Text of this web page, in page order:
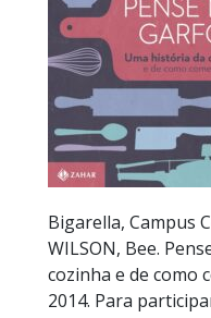
Bigarella, Campus
WILSON, Bee.
cozinha e de como
2014. Para